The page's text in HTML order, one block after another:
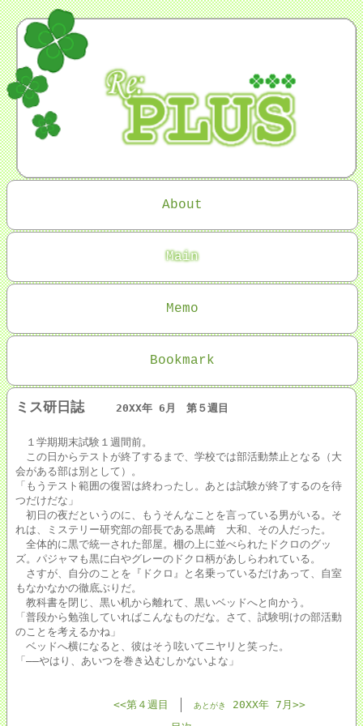
About
Main
Memo
Bookmark
ミス研日誌 20XX年 6月 第５週目
１学期期末試験１週間前。
この日からテストが終了するまで、学校では部活動禁止となる（大
会がある部は別として）。
「もうテスト範囲の復習は終わったし。あとは試験が終了するのを待
つだけだな」
初日の夜だというのに、もうそんなことを言っている男がいる。そ
れは、ミステリー研究部の部長である黒崎 大和、その人だった。
全体的に黒で統一された部屋。棚の上に並べられたドクロのグッ
ズ。パジャマも黒に白やグレーのドクロ柄があしらわれている。
さすが、自分のことを『ドクロ』と名乗っているだけあって、自室
もなかなかの徹底ぶりだ。
教科書を閉じ、黒い机から離れて、黒いベッドへと向かう。
「普段から勉強していればこんなものだな。さて、試験明けの部活動
のことを考えるかね」
ベッドへ横になると、彼はそう呟いてニヤリと笑った。
「――やはり、あいつを巻き込むしかないよな」
<<第４週目 あとがき
20XX年 7月>>